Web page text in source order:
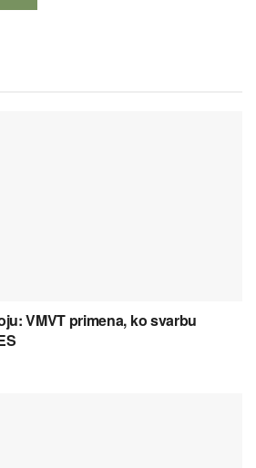
VMVT primena, ko svarbu